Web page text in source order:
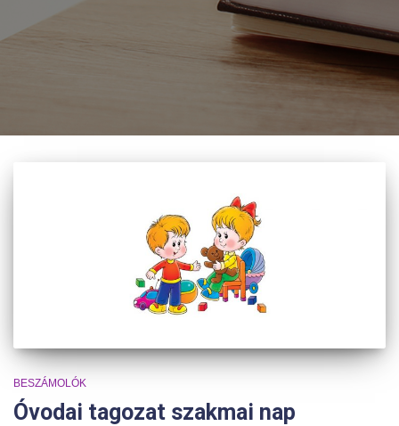
BESZÁMOLÓK
Óvodai tagozat szakmai nap